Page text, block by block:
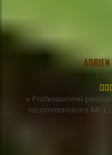
ADRIEN
27/
Professionnel
recommandons Mr